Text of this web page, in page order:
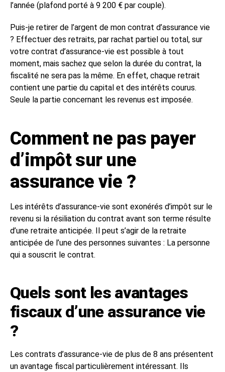
l’année (plafond porté à 9 200 € par couple).
Puis-je retirer de l’argent de mon contrat d’assurance vie
? Effectuer des retraits, par rachat partiel ou total, sur
votre contrat d’assurance-vie est possible à tout
moment, mais sachez que selon la durée du contrat, la
fiscalité ne sera pas la même. En effet, chaque retrait
contient une partie du capital et des intérêts courus.
Seule la partie concernant les revenus est imposée.
Comment ne pas payer
d’impôt sur une
assurance vie ?
Les intérêts d’assurance-vie sont exonérés d’impôt sur le
revenu si la résiliation du contrat avant son terme résulte
d’une retraite anticipée. Il peut s’agir de la retraite
anticipée de l’une des personnes suivantes : La personne
qui a souscrit le contrat.
Quels sont les avantages
fiscaux d’une assurance vie
?
Les contrats d’assurance-vie de plus de 8 ans présentent
un avantage fiscal particulièrement intéressant. Ils